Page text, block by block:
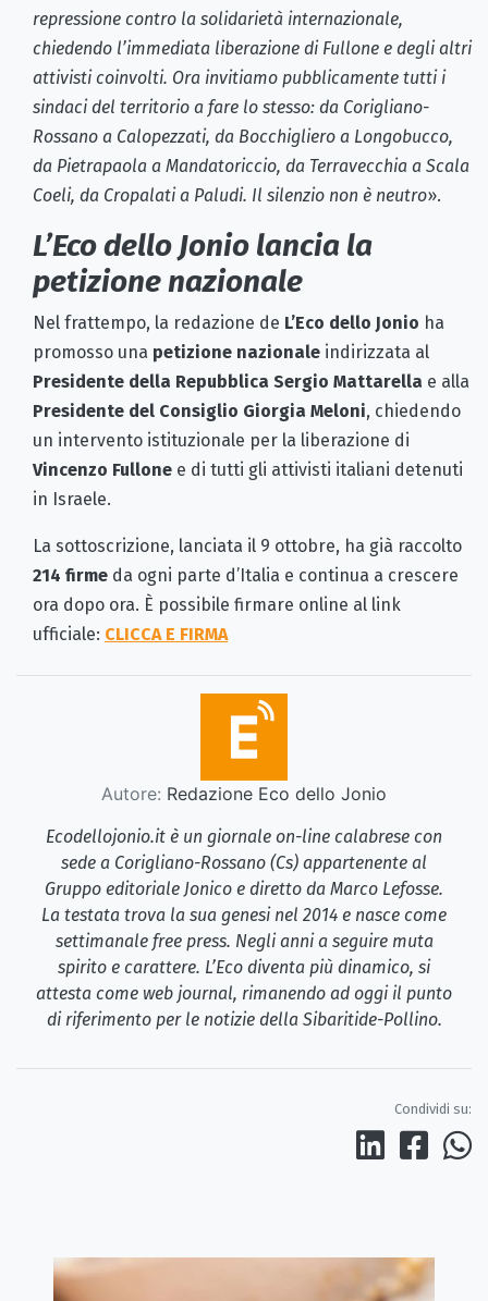
repressione contro la solidarietà internazionale,
chiedendo l’immediata liberazione di Fullone e degli altri
attivisti coinvolti. Ora invitiamo pubblicamente tutti i
sindaci del territorio a fare lo stesso: da Corigliano-
Rossano a Calopezzati, da Bocchigliero a Longobucco,
da Pietrapaola a Mandatoriccio, da Terravecchia a Scala
Coeli, da Cropalati a Paludi. Il silenzio non è neutro».
L’Eco dello Jonio lancia la
petizione nazionale
Nel frattempo, la redazione de L’Eco dello Jonio ha
promosso una petizione nazionale indirizzata al
Presidente della Repubblica Sergio Mattarella e alla
Presidente del Consiglio Giorgia Meloni, chiedendo
un intervento istituzionale per la liberazione di
Vincenzo Fullone e di tutti gli attivisti italiani detenuti
in Israele.
La sottoscrizione, lanciata il 9 ottobre, ha già raccolto
214 firme da ogni parte d’Italia e continua a crescere
ora dopo ora. È possibile firmare online al link
ufficiale: CLICCA E FIRMA
Autore: Redazione Eco dello Jonio
Ecodellojonio.it è un giornale on-line calabrese con
sede a Corigliano-Rossano (Cs) appartenente al
Gruppo editoriale Jonico e diretto da Marco Lefosse.
La testata trova la sua genesi nel 2014 e nasce come
settimanale free press. Negli anni a seguire muta
spirito e carattere. L’Eco diventa più dinamico, si
attesta come web journal, rimanendo ad oggi il punto
di riferimento per le notizie della Sibaritide-Pollino.
Condividi su: